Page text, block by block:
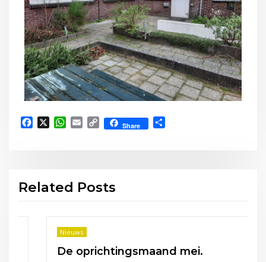
FacebookWhatsApp
EmailCopy Share
Related Posts
De oprichtingsmaand mei.